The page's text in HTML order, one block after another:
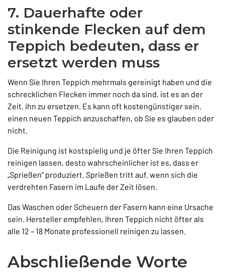
7. Dauerhafte oder
stinkende Flecken auf dem
Teppich bedeuten, dass er
ersetzt werden muss
Wenn Sie Ihren Teppich mehrmals gereinigt haben und die
schrecklichen Flecken immer noch da sind, ist es an der
Zeit, ihn zu ersetzen. Es kann oft kostengünstiger sein,
einen neuen Teppich anzuschaffen, ob Sie es glauben oder
nicht.
Die Reinigung ist kostspielig und je öfter Sie Ihren Teppich
reinigen lassen, desto wahrscheinlicher ist es, dass er
„Sprießen“ produziert. Sprießen tritt auf, wenn sich die
verdrehten Fasern im Laufe der Zeit lösen.
Das Waschen oder Scheuern der Fasern kann eine Ursache
sein. Hersteller empfehlen, Ihren Teppich nicht öfter als
alle 12 – 18 Monate professionell reinigen zu lassen.
Abschließende Worte